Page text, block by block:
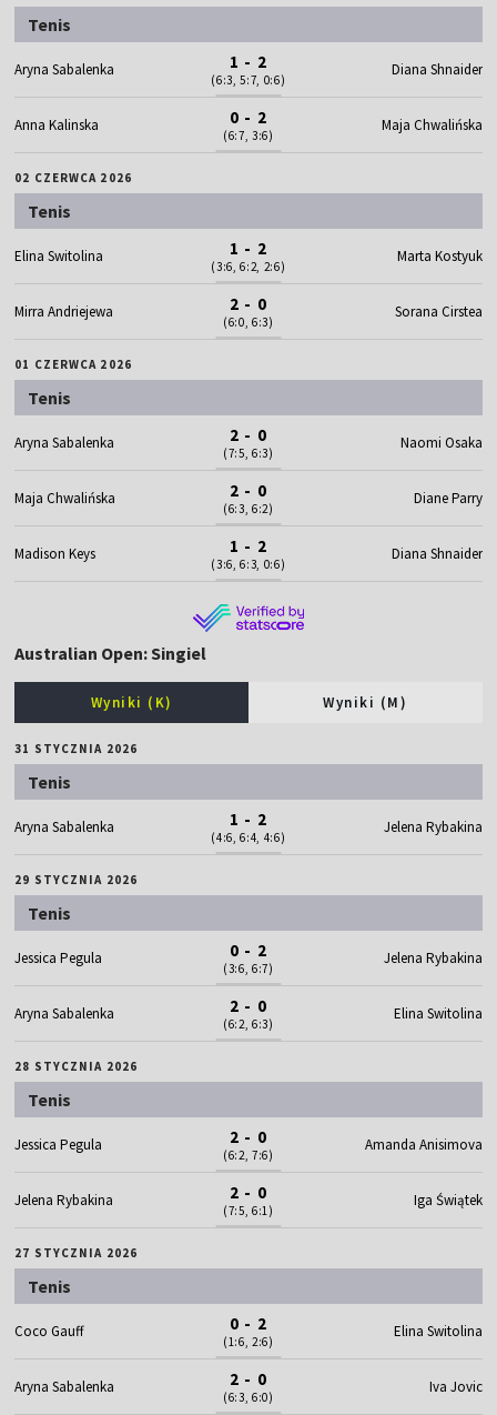
Tenis
Aryna Sabalenka 1 - 2
(6:3, 5:7, 0:6)
Diana Shnaider
Anna Kalinska 0 - 2
(6:7, 3:6)
Maja Chwalińska
02 CZERWCA 2026
Tenis
Elina Switolina 1 - 2
(3:6, 6:2, 2:6)
Marta Kostyuk
Mirra Andriejewa 2 - 0
(6:0, 6:3)
Sorana Cirstea
01 CZERWCA 2026
Tenis
Aryna Sabalenka 2 - 0
(7:5, 6:3)
Naomi Osaka
Maja Chwalińska 2 - 0
(6:3, 6:2)
Diane Parry
Madison Keys 1 - 2
(3:6, 6:3, 0:6)
Diana Shnaider
Australian Open: Singiel
Wyniki (K) Wyniki (M)
31 STYCZNIA 2026
Tenis
Aryna Sabalenka 1 - 2
(4:6, 6:4, 4:6)
Jelena Rybakina
29 STYCZNIA 2026
Tenis
Jessica Pegula 0 - 2
(3:6, 6:7)
Jelena Rybakina
Aryna Sabalenka 2 - 0
(6:2, 6:3)
Elina Switolina
28 STYCZNIA 2026
Tenis
Jessica Pegula 2 - 0
(6:2, 7:6)
Amanda Anisimova
Jelena Rybakina 2 - 0
(7:5, 6:1)
Iga Świątek
27 STYCZNIA 2026
Tenis
Coco Gauff 0 - 2
(1:6, 2:6)
Elina Switolina
Aryna Sabalenka 2 - 0
(6:3, 6:0)
Iva Jovic